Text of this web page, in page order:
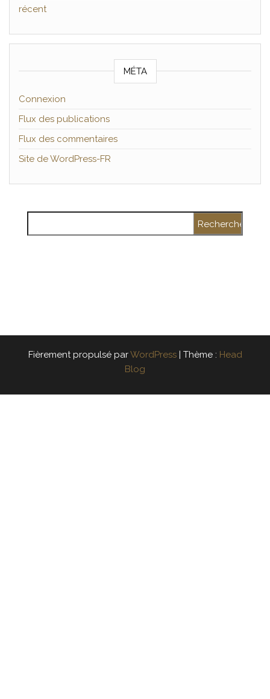
récent
MÉTA
Connexion
Flux des publications
Flux des commentaires
Site de WordPress-FR
Fièrement propulsé parWordPress | Thème : Head
Blog